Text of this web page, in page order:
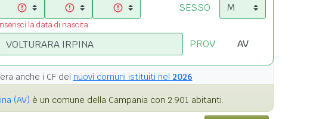
la data di nascita
SESSO
PROV
anche i CF dei nuovi comuni istituiti nel 2026
(AV) è un comune della Campania con 2.901 abitanti.